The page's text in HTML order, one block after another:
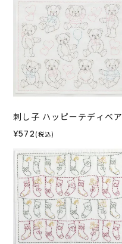
刺し子 ハッピーテディベア
¥572 (税込)